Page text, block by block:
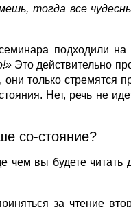
тогда все
подходили
Это действительно
только стремятся
Нет, речь не
со-стояние?
чем вы будете
за чтение